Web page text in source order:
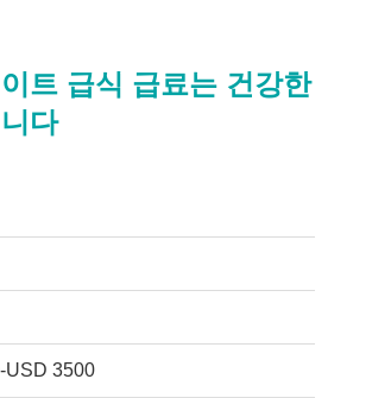
트 급식 급료는 건강한
다
USD 3500